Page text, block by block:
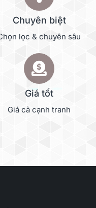
Chuyên biệt
lọc & chuyên sâu
Giá tốt
Giá cả cạnh tranh